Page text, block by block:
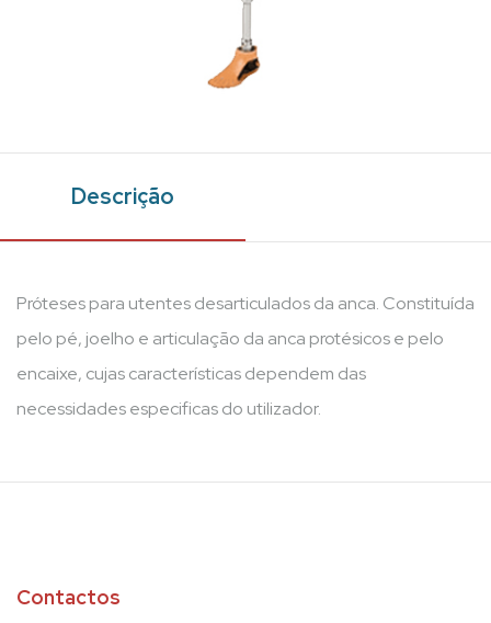
Descrição
Próteses para utentes desarticulados da anca. Constituída
pelo pé, joelho e articulação da anca protésicos e pelo
encaixe, cujas características dependem das
necessidades especificas do utilizador.
Contactos